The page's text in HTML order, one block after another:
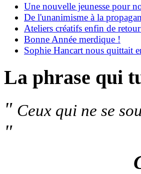
Une nouvelle jeunesse pour
De l'unanimisme à la
Ateliers créatifs enfin de
Bonne Année merdique !
Sophie Hancart nous quittait
La phrase qui
" Ceux qui ne se
"